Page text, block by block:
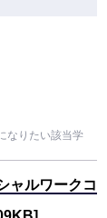
なりたい該当学
ャルワークコ